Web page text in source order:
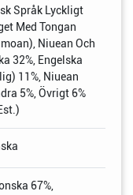
Språk Lyckligt
Med Tongan
Niuean Och
32%, Engelska
11%, Niuean
5%, Övrigt 6%
67%,